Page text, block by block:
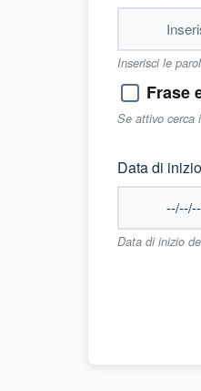
Inserisci le
Frase
Se attivo cerca
Data di inizio
Data di inizio